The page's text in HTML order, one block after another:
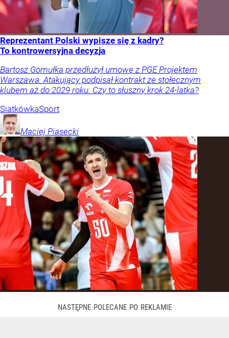
Reprezentant Polski wypisze się z kadry?
To kontrowersyjna decyzja
Bartosz Gomułka przedłużył umowę z PGE Projektem
Warszawa. Atakujący podpisał kontrakt ze stołecznym
klubem aż do 2029 roku. Czy to słuszny krok 24-latka?
SiatkówkaSport
Maciej Piasecki